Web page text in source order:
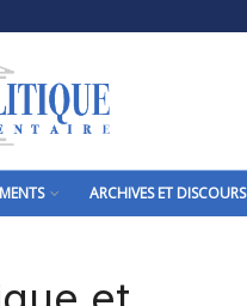
ARCHIVES ET DISCOURS